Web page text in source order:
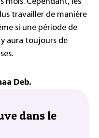
travailler de manière
si une période de
aura toujours de
Deb.
dans le